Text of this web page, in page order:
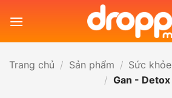
qua
Trang chủ / Sản phẩm / Sức khỏe
/ Gan - Detox